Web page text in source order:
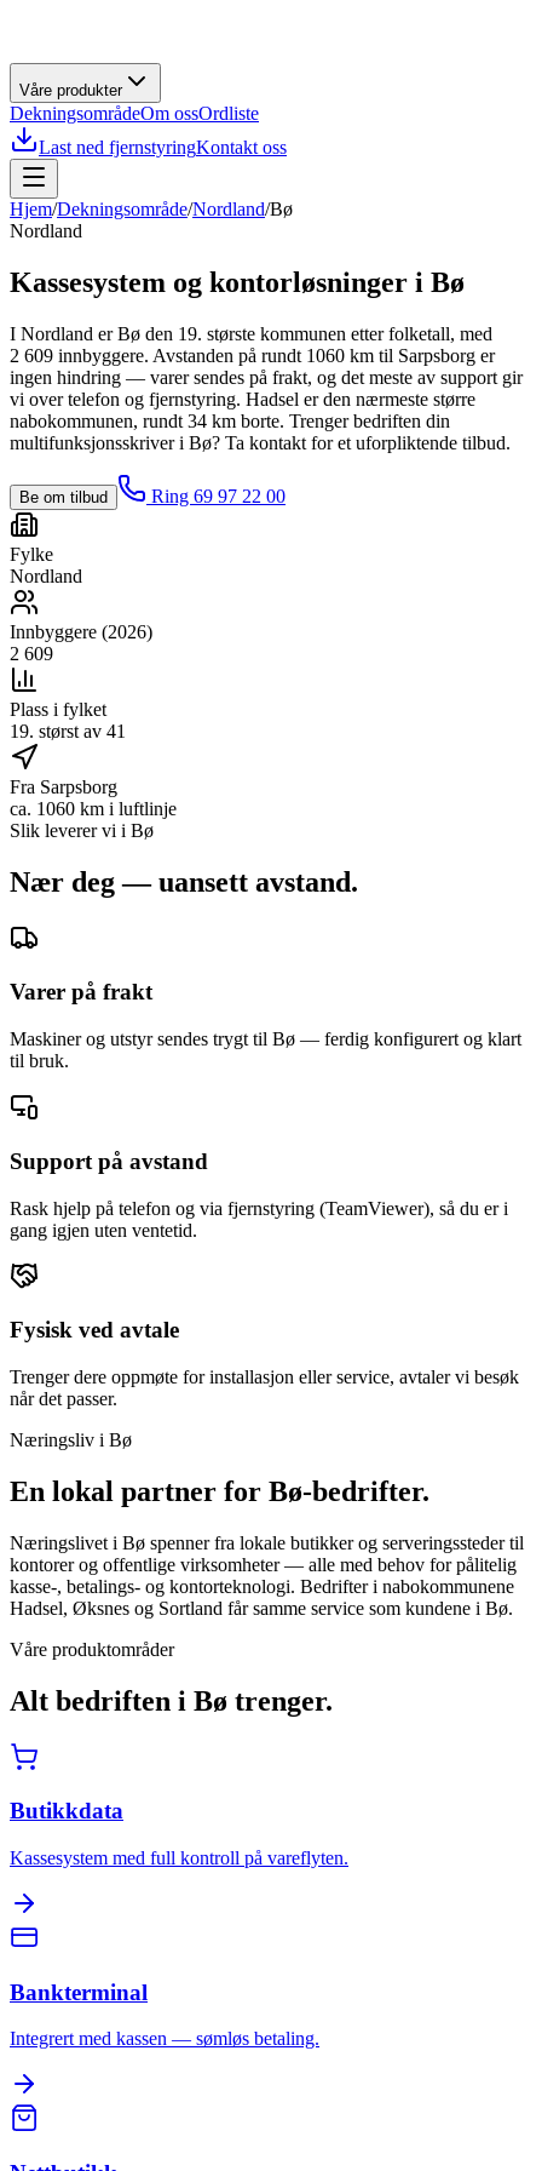
Våre produkter
DekningsområdeOm ossOrdliste
Last ned fjernstyringKontakt oss
Hjem/Dekningsområde/Nordland/Bø
Nordland
Kassesystem og kontorløsninger i Bø
I Nordland er Bø den 19. største kommunen etter folketall, med
2 609 innbyggere. Avstanden på rundt 1060 km til Sarpsborg er
ingen hindring — varer sendes på frakt, og det meste av support gir
vi over telefon og fjernstyring. Hadsel er den nærmeste større
nabokommunen, rundt 34 km borte. Trenger bedriften din
multifunksjonsskriver i Bø? Ta kontakt for et uforpliktende tilbud.
Be om tilbud Ring 69 97 22 00
Fylke
Nordland
Innbyggere (2026)
2 609
Plass i fylket
19. størst av 41
Fra Sarpsborg
ca. 1060 km i luftlinje
Slik leverer vi i Bø
Nær deg — uansett avstand.
Varer på frakt
Maskiner og utstyr sendes trygt til Bø — ferdig konfigurert og klart
til bruk.
Support på avstand
Rask hjelp på telefon og via fjernstyring (TeamViewer), så du er i
gang igjen uten ventetid.
Fysisk ved avtale
Trenger dere oppmøte for installasjon eller service, avtaler vi besøk
når det passer.
Næringsliv i Bø
En lokal partner for Bø-bedrifter.
Næringslivet i Bø spenner fra lokale butikker og serveringssteder til
kontorer og offentlige virksomheter — alle med behov for pålitelig
kasse-, betalings- og kontorteknologi. Bedrifter i nabokommunene
Hadsel, Øksnes og Sortland får samme service som kundene i Bø.
Våre produktområder
Alt bedriften i Bø trenger.
Butikkdata
Kassesystem med full kontroll på vareflyten.
Bankterminal
Integrert med kassen — sømløs betaling.